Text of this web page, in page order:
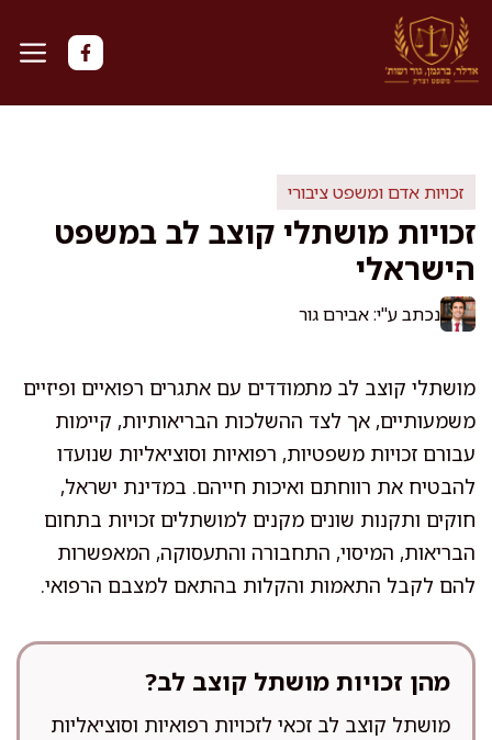
לדלג
לתוכן
זכויות אדם ומשפט ציבורי
זכויות מושתלי קוצב לב במשפט
הישראלי
נכתב ע"י: אבירם גור
מושתלי קוצב לב מתמודדים עם אתגרים רפואיים ופיזיים
משמעותיים, אך לצד ההשלכות הבריאותיות, קיימות
עבורם זכויות משפטיות, רפואיות וסוציאליות שנועדו
להבטיח את רווחתם ואיכות חייהם. במדינת ישראל,
חוקים ותקנות שונים מקנים למושתלים זכויות בתחום
הבריאות, המיסוי, התחבורה והתעסוקה, המאפשרות
להם לקבל התאמות והקלות בהתאם למצבם הרפואי.
מהן זכויות מושתל קוצב לב?
מושתל קוצב לב זכאי לזכויות רפואיות וסוציאליות